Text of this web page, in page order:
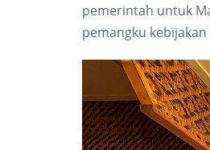
pemerintah untuk
pemangku